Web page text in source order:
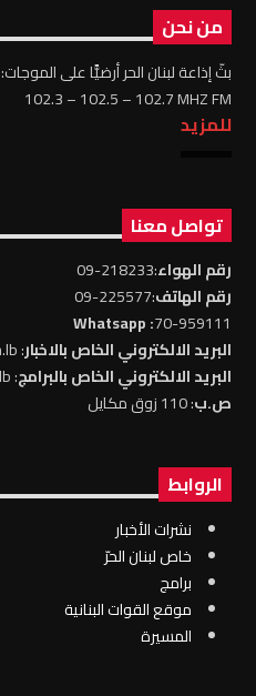
من نحن
بثّ إذاعة لبنان الحر أرضيًّا على الموجات:
102.3 – 102.5 – 102.7 MHZ FM
للمزيد
تواصل معنا
رقم الهواء:218233-09
رقم الهاتف:225577-09
70-959111
: Whatsapp
البريد الالكتروني الخاص بالاخبار: news@rll.com.lb
البريد الالكتروني الخاص بالبرامج: info@rll.com.lb
ص.ب: 110 زوق مكايل
الروابط
نشرات الأخبار
خاص لبنان الحرّ
برامج
موقع القوات البنانية
المسيرة